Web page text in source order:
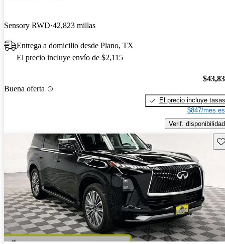
Sensory RWD 42,823 millas
Entrega a domicilio desde Plano, TX
El precio incluye envío de $2,115
Buena oferta
El precio incluye tasas
$847/mes
Verif. disponibilidad